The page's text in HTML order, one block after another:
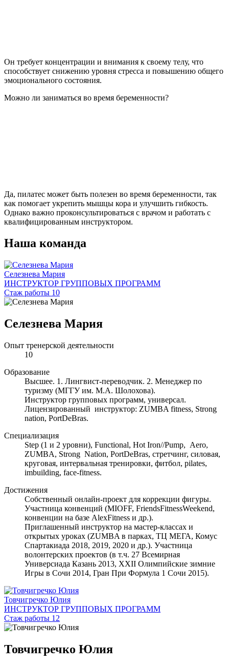
Он требует концентрации и внимания к своему телу, что
способствует снижению уровня стресса и повышению общего
эмоционального состояния.
Можно ли заниматься во время беременности?
Да, пилатес может быть полезен во время беременности, так
как помогает укрепить мышцы кора и улучшить гибкость.
Однако важно проконсультироваться с врачом и работать с
квалифицированным инструктором.
Наша команда
Селезнева Мария
ИНСТРУКТОР ГРУППОВЫХ ПРОГРАММ
Стаж работы 10
Селезнева Мария
Опыт тренерской деятельности
10
Образование
Высшее. 1. Лингвист-переводчик. 2. Менеджер по
туризму (МГГУ им. М.А. Шолохова).
Инструктор групповых программ, универсал.
Лицензированный инструктор: ZUMBA fitness, Strong
nation, PortDeBras.
Специализация
Step (1 и 2 уровни), Functional, Hot Iron//Pump, Aero,
ZUMBA, Strong Nation, PortDeBras, стретчинг, силовая,
круговая, интервальная тренировки, фитбол, pilates,
imbuilding, face-fitness.
Достижения
Собственный онлайн-проект для коррекции фигуры.
Участница конвенций (MIOFF, FriendsFitnessWeekend,
конвенции на базе AlexFitness и др.).
Приглашенный инструктор на мастер-классах и
открытых уроках (ZUMBA в парках, ТЦ МЕГА, Комус
Спартакиада 2018, 2019, 2020 и др.). Участница
волонтерских проектов (в т.ч. 27 Всемирная
Универсиада Казань 2013, XXII Олимпийские зимние
Игры в Сочи 2014, Гран При Формула 1 Сочи 2015).
Товчигречко Юлия
ИНСТРУКТОР ГРУППОВЫХ ПРОГРАММ
Стаж работы 12
Товчигречко Юлия